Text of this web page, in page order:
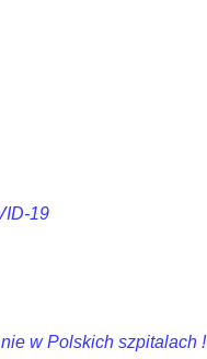
19
w Polskich szpitalach !